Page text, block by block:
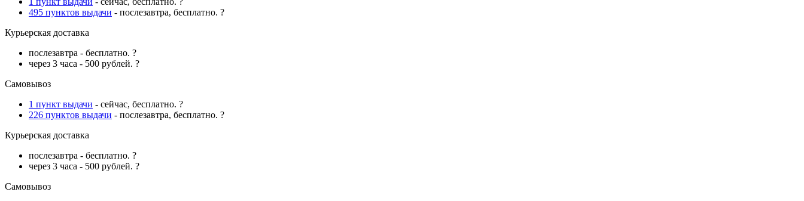
495 пунктов выдачи - послезавтра, бесплатно. ?
Курьерская доставка
послезавтра - бесплатно. ?
через 3 часа - 500 рублей. ?
Самовывоз
1 пункт выдачи - сейчас, бесплатно. ?
226 пунктов выдачи - послезавтра, бесплатно. ?
Курьерская доставка
послезавтра - бесплатно. ?
через 3 часа - 500 рублей. ?
Самовывоз